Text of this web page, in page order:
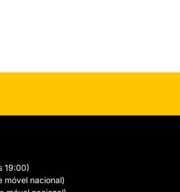
19:00)
móvel nacional)